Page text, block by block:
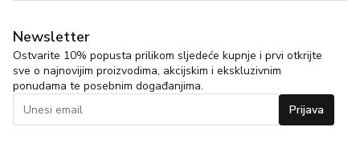
Newsletter
Ostvarite 10% popusta prilikom sljedeće kupnje i prvi otkrijte
sve o najnovijim proizvodima, akcijskim i ekskluzivnim
ponudama te posebnim događanjima.
Prijava